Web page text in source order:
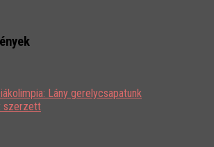
Lány gerelycsapatunk
szerzett